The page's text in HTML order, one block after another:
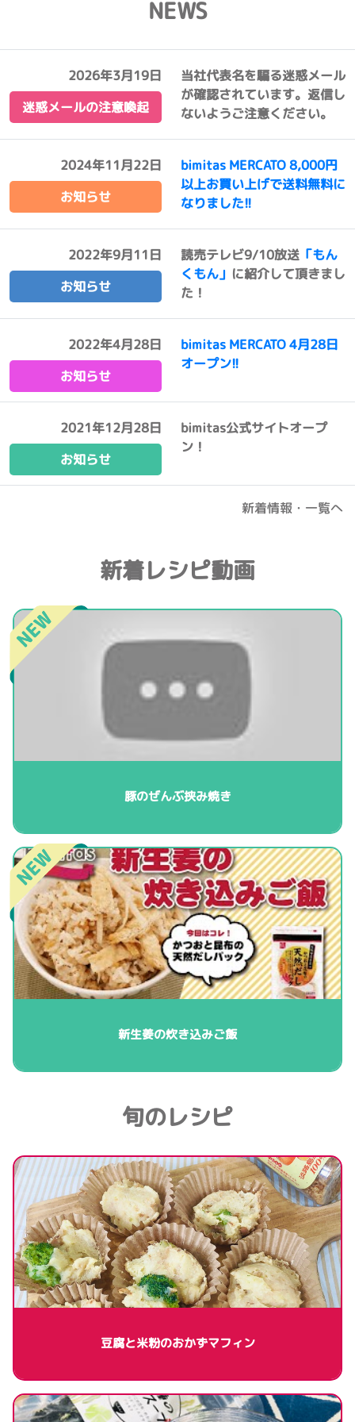
NEWS
2026年3月19日
迷惑メールの注意喚起
当社代表名を騙る迷惑メール
が確認されています。返信し
ないようご注意ください。
2024年11月22日
お知らせ
bimitas MERCATO 8,000円
以上お買い上げで送料無料に
なりました!!
2022年9月11日
お知らせ
読売テレビ9/10放送 「もん
くもん」 に紹介して頂きまし
た！
2022年4月28日
お知らせ
bimitas MERCATO 4月28日
オープン!!
2021年12月28日
お知らせ
bimitas公式サイトオープ
ン！
新着情報・一覧へ
新着レシピ動画
豚のぜんぶ挟み焼き
新生姜の炊き込みご飯
旬のレシピ
豆腐と米粉のおかずマフィン